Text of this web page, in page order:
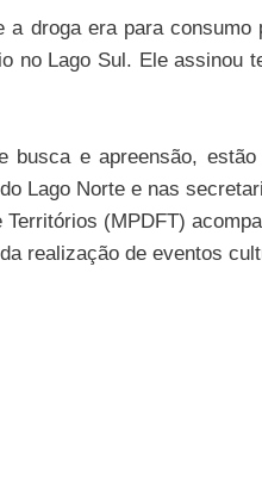
droga era para
no Lago Sul. Ele
e apreensão,
Lago Norte e nas
(MPDFT)
realização de eventos